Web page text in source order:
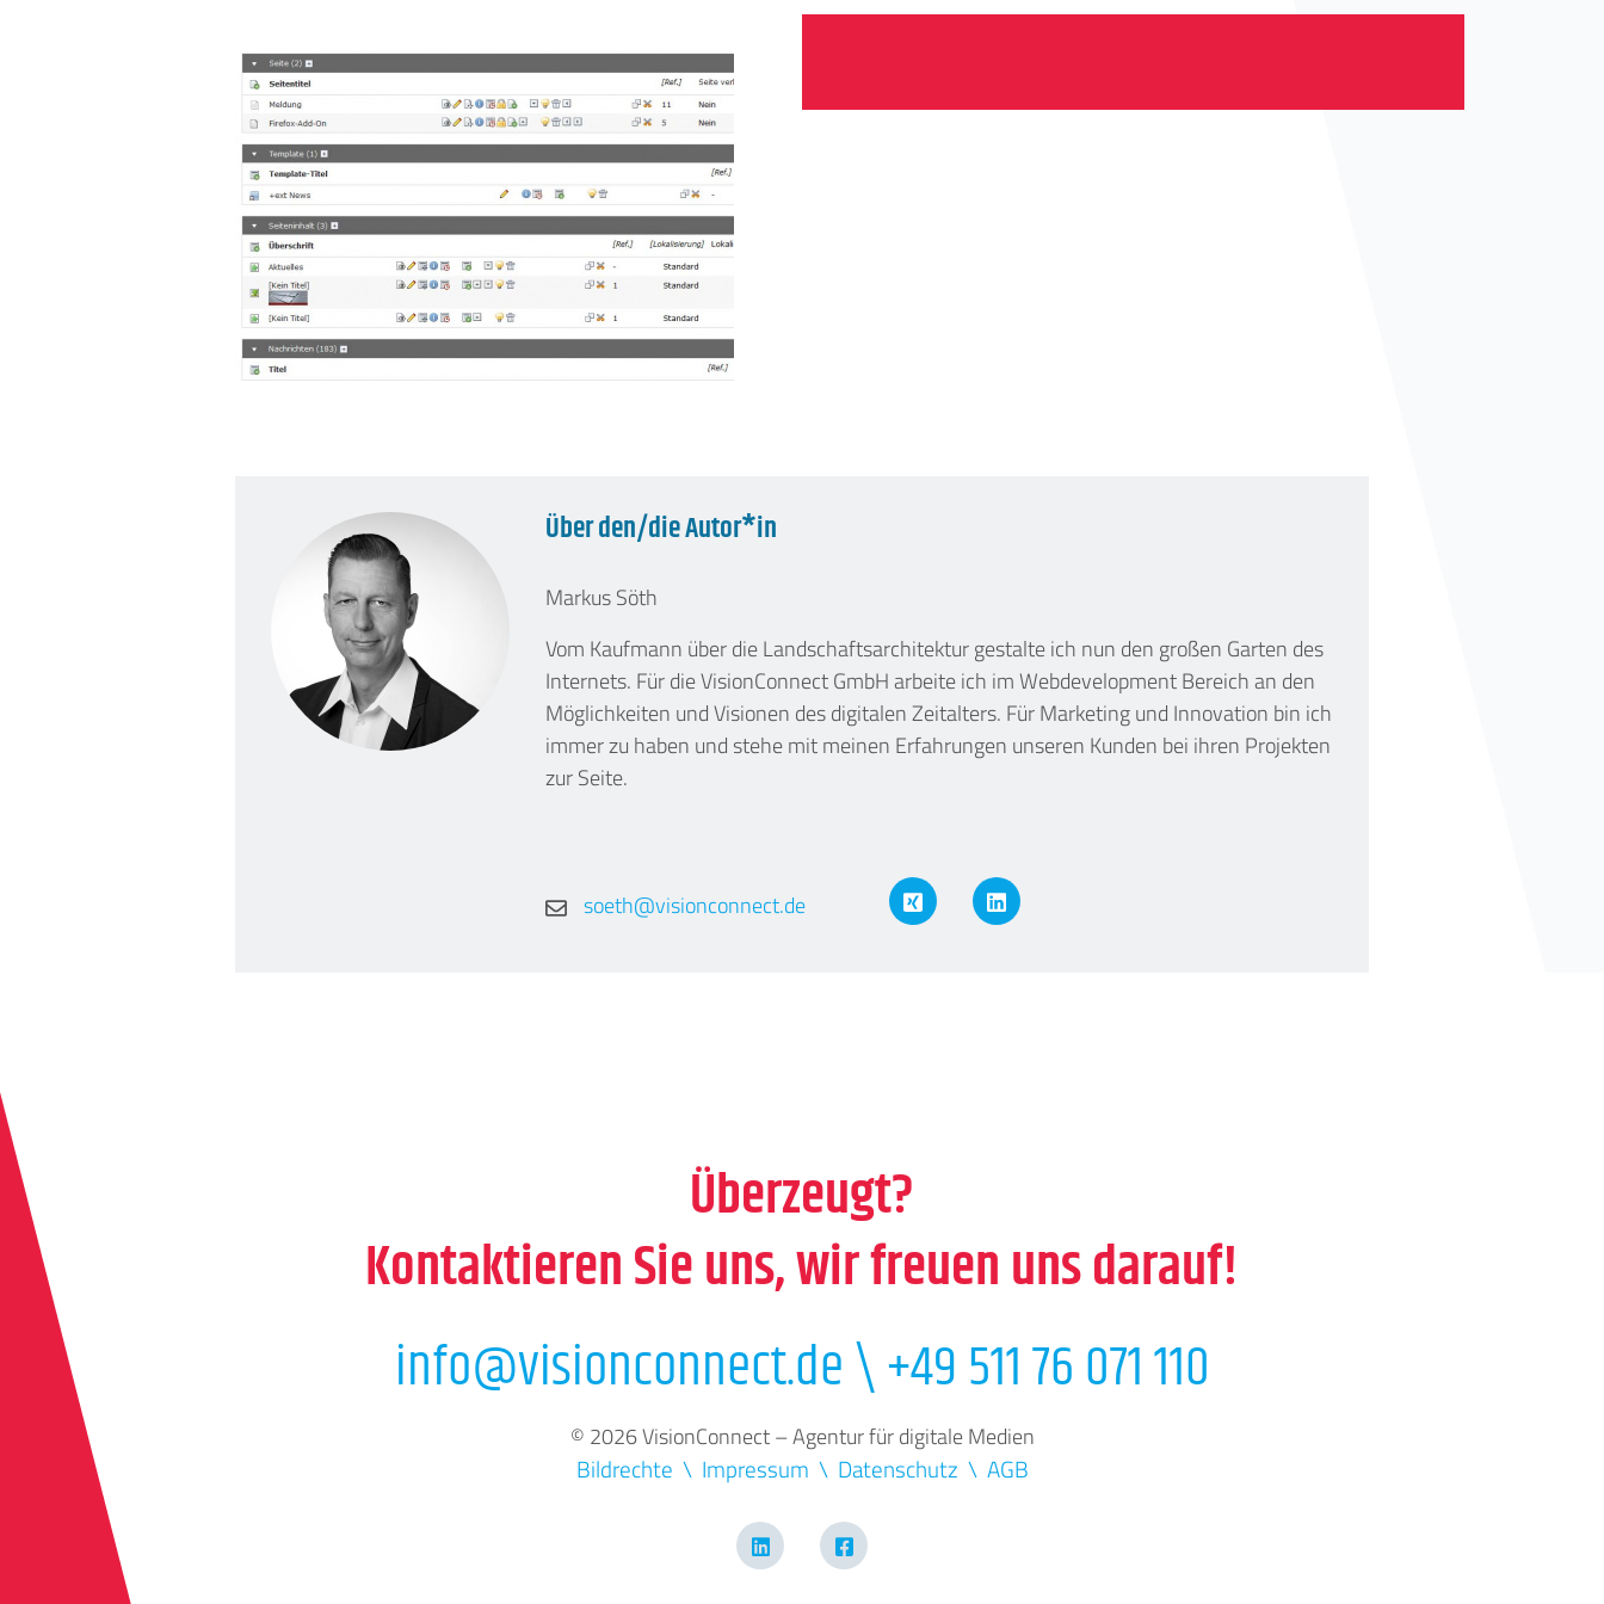
Über den/die Autor*in
Markus Söth
Vom Kaufmann über die Landschaftsarchitektur gestalte ich nun den großen Garten des
Internets. Für die VisionConnect GmbH arbeite ich im Webdevelopment Bereich an den
Möglichkeiten und Visionen des digitalen Zeitalters. Für Marketing und Innovation bin ich
immer zu haben und stehe mit meinen Erfahrungen unseren Kunden bei ihren Projekten
zur Seite.
soeth@visionconnect.de XING LinkedIn
Überzeugt?
Kontaktieren Sie uns, wir freuen uns darauf!
info@visionconnect.de\+49 511 76 071 110
© 2026 VisionConnect – Agentur für digitale Medien
Bildrechte Impressum Datenschutz AGB
LinkedIn Facebook